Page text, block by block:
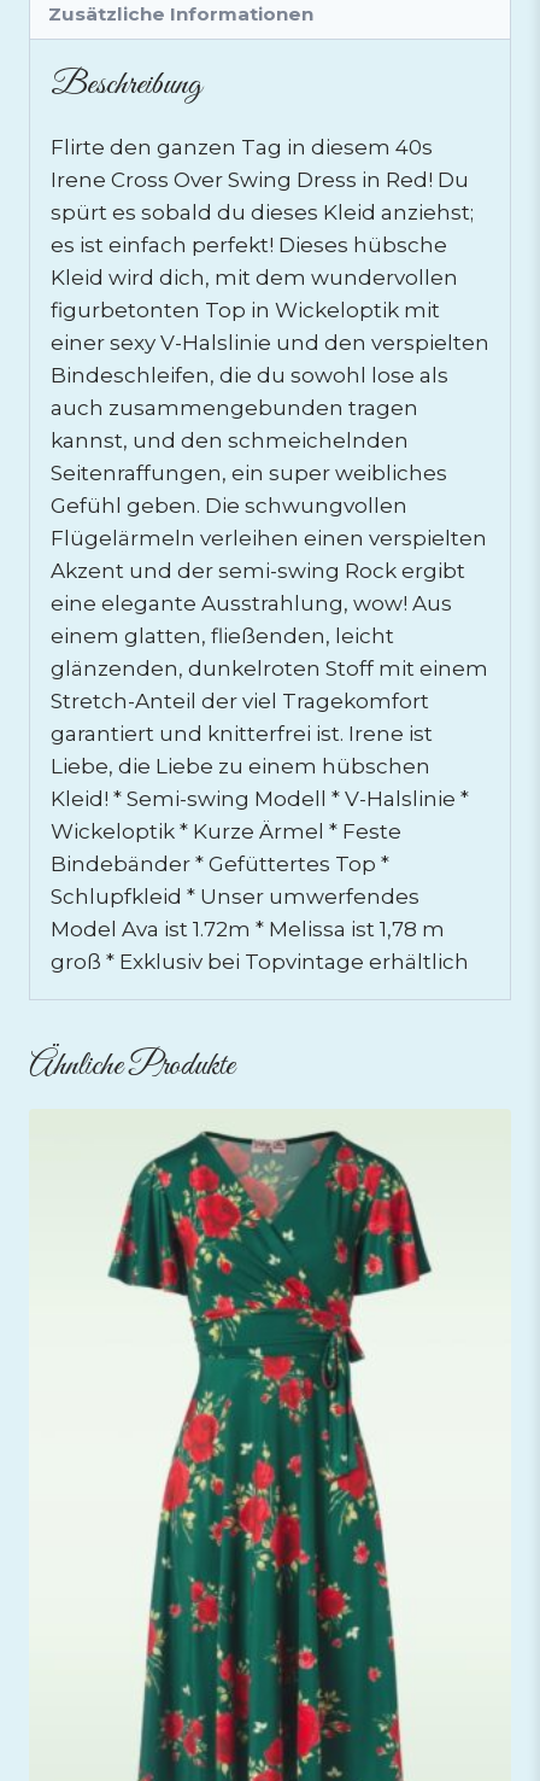
Zusätzliche Informationen
Beschreibung
Flirte den ganzen Tag in diesem 40s
Irene Cross Over Swing Dress in Red! Du
spürt es sobald du dieses Kleid anziehst;
es ist einfach perfekt! Dieses hübsche
Kleid wird dich, mit dem wundervollen
figurbetonten Top in Wickeloptik mit
einer sexy V-Halslinie und den verspielten
Bindeschleifen, die du sowohl lose als
auch zusammengebunden tragen
kannst, und den schmeichelnden
Seitenraffungen, ein super weibliches
Gefühl geben. Die schwungvollen
Flügelärmeln verleihen einen verspielten
Akzent und der semi-swing Rock ergibt
eine elegante Ausstrahlung, wow! Aus
einem glatten, fließenden, leicht
glänzenden, dunkelroten Stoff mit einem
Stretch-Anteil der viel Tragekomfort
garantiert und knitterfrei ist. Irene ist
Liebe, die Liebe zu einem hübschen
Kleid! * Semi-swing Modell * V-Halslinie *
Wickeloptik * Kurze Ärmel * Feste
Bindebänder * Gefüttertes Top *
Schlupfkleid * Unser umwerfendes
Model Ava ist 1.72m * Melissa ist 1,78 m
groß * Exklusiv bei Topvintage erhältlich
Ähnliche Produkte